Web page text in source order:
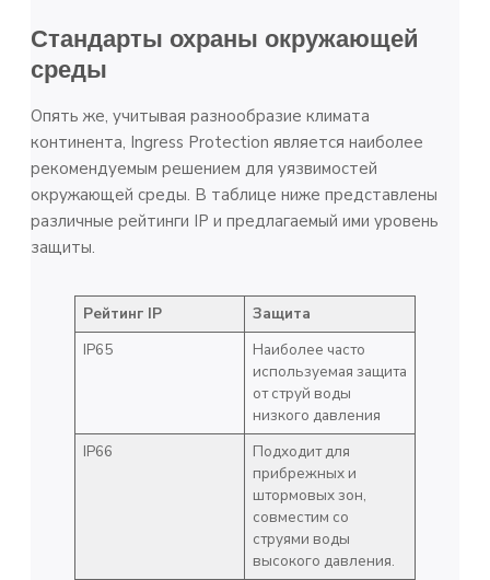
Стандарты охраны окружающей
среды
Опять же, учитывая разнообразие климата
континента, Ingress Protection является наиболее
рекомендуемым решением для уязвимостей
окружающей среды. В таблице ниже представлены
различные рейтинги IP и предлагаемый ими уровень
защиты.
Рейтинг IP
Защита
IP65
Наиболее часто
используемая защита
от струй воды
низкого давления
IP66
Подходит для
прибрежных и
штормовых зон,
совместим со
струями воды
высокого давления.